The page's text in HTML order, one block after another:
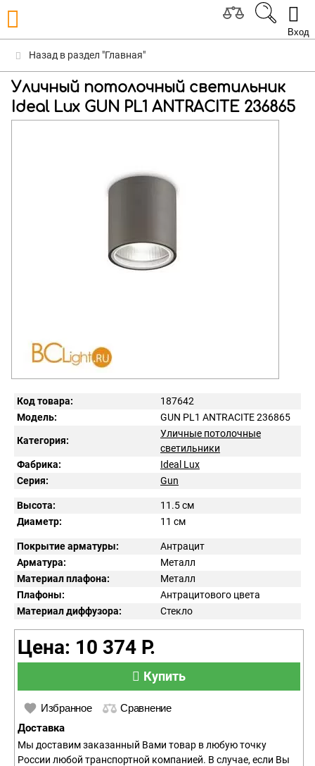
Вход
Назад в раздел "Главная"
Уличный потолочный светильник
Ideal Lux GUN PL1 ANTRACITE 236865
Код товара:
187642
Модель:
GUN PL1 ANTRACITE 236865
Категория:
Уличные потолочные
светильники
Фабрика:
Ideal Lux
Серия:
Gun
Высота:
11.5 см
Диаметр:
11 см
Покрытие арматуры:
Антрацит
Арматура:
Металл
Материал плафона:
Металл
Плафоны:
Антрацитового цвета
Материал диффузора:
Стекло
Цена: 10 374 Р.
Купить
Избранное Сравнение
Доставка
Мы доставим заказанный Вами товар в любую точку
России любой транспортной компанией. В случае, если Вы